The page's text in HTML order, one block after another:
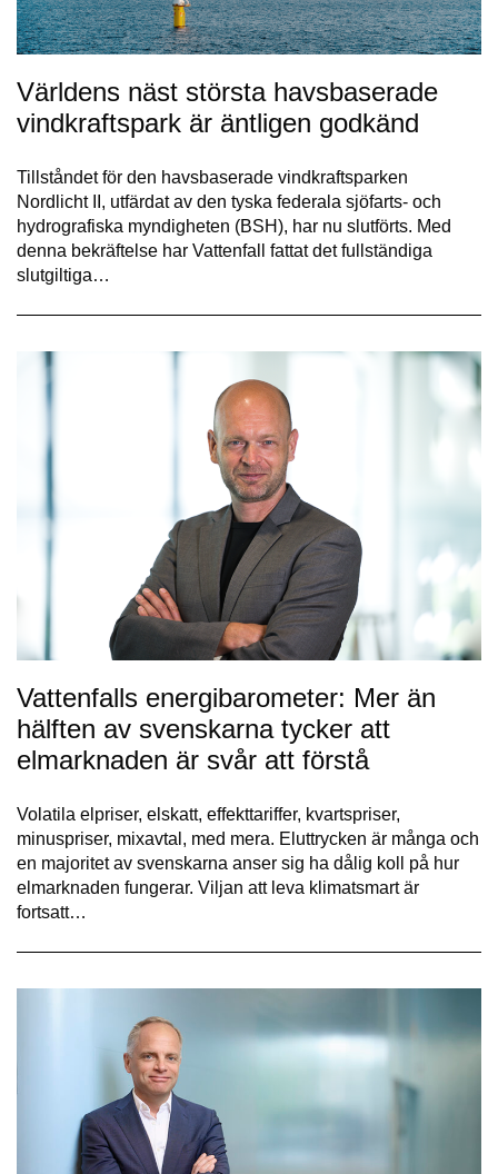
Världens näst största havsbaserade
vindkraftspark är äntligen godkänd
Tillståndet för den havsbaserade vindkraftsparken
Nordlicht II, utfärdat av den tyska federala sjöfarts- och
hydrografiska myndigheten (BSH), har nu slutförts. Med
denna bekräftelse har Vattenfall fattat det fullständiga
slutgiltiga…
Vattenfalls energibarometer: Mer än
hälften av svenskarna tycker att
elmarknaden är svår att förstå
Volatila elpriser, elskatt, effekttariffer, kvartspriser,
minuspriser, mixavtal, med mera. Eluttrycken är många och
en majoritet av svenskarna anser sig ha dålig koll på hur
elmarknaden fungerar. Viljan att leva klimatsmart är
fortsatt…